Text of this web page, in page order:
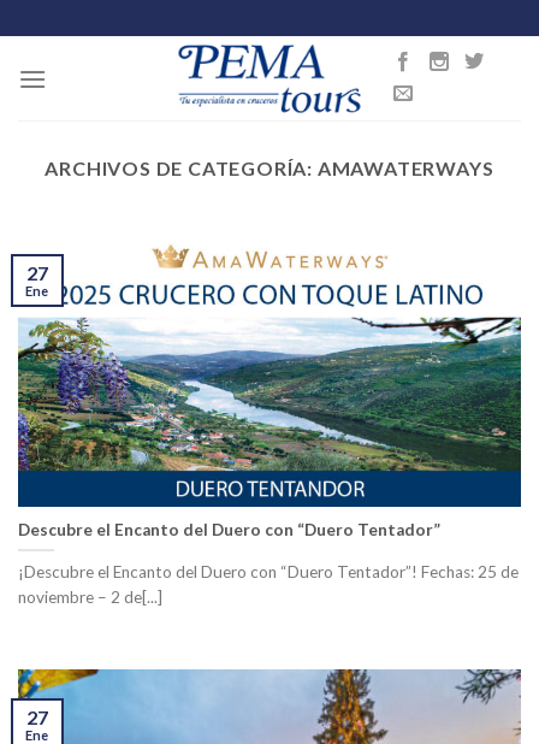
to
content
ARCHIVOS DE CATEGORÍA: AMAWATERWAYS
Descubre el Encanto del Duero con “Duero Tentador”
¡Descubre el Encanto del Duero con “Duero Tentador”! Fechas: 25 de
noviembre – 2 de[...]
27
Ene
27
Ene